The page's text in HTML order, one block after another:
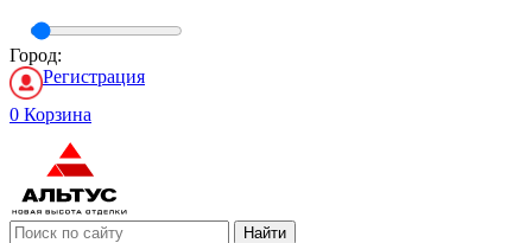
Город:
Регистрация
0 Корзина
Найти